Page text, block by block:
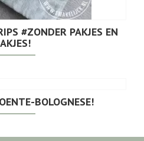
#ZONDER PAKJES EN
BOLOGNESE!